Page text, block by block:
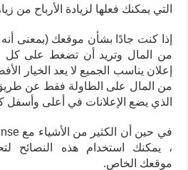
التي يمكنك فعلها لزيادة الأرباح من
إذا كنت جادًا بشأن موقعك (بمعنى
من المال وتريد أن تضغط على
إعلان يناسب الجميع لا يعد الخيار
من المال على الطاولة فقط عن طريق
الذي يضع الإعلانات في أعلى
موقعك الخاص.